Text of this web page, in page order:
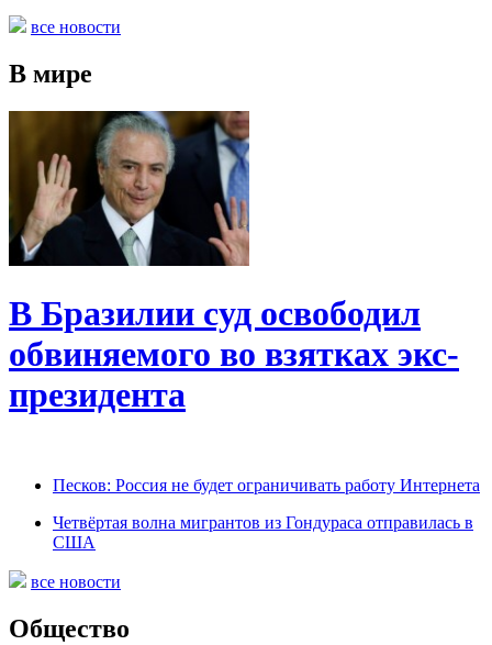
все новости
В мире
В Бразилии суд освободил
обвиняемого во взятках экс-
президента
Песков: Россия не будет ограничивать работу Интернета
Четвёртая волна мигрантов из Гондураса отправилась в
США
все новости
Общество